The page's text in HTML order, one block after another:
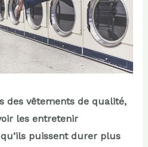
des vêtements de qualité,
les entretenir
puissent durer plus